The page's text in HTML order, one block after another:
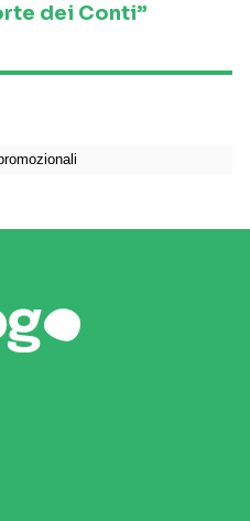
dei Conti”